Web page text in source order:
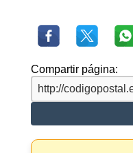
Compartir página: